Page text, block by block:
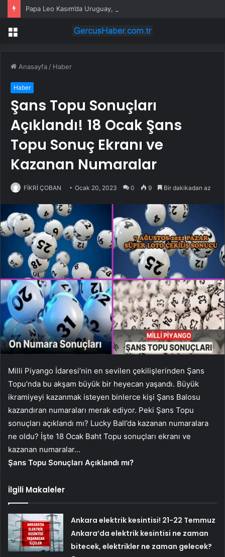
Menü
Anasayfa / Haber
Haber
Şans Topu Sonuçları
Açıklandı! 18 Ocak Şans
Topu Sonuç Ekranı ve
Kazanan Numaralar
FİKRİ ÇOBAN Ocak 20, 2023 0 9 Bir dakikadan az
Milli Piyango İdaresi’nin en sevilen çekilişlerinden Şans
Topu’nda bu akşam büyük bir heyecan yaşandı. Büyük
ikramiyeyi kazanmak isteyen binlerce kişi Şans Balosu
kazandıran numaraları merak ediyor. Peki Şans Topu
sonuçları açıklandı mı? Lucky Ball’da kazanan numaralara
ne oldu? İşte 18 Ocak Baht Topu sonuçları ekranı ve
kazanan numaralar…
Şans Topu Sonuçları Açıklandı mı?
İlgili Makaleler
Ankara elektrik kesintisi! 21-22 Temmuz
Ankara’da elektrik kesintisi ne zaman
bitecek, elektrikler ne zaman gelecek?